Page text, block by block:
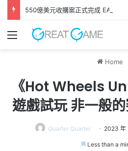
550億美元收購案正式完成 EA轉型
Menu
Home
《Hot Wheels
遊戲試玩 非一般
Quarter Quarter 2023 年
Less than a